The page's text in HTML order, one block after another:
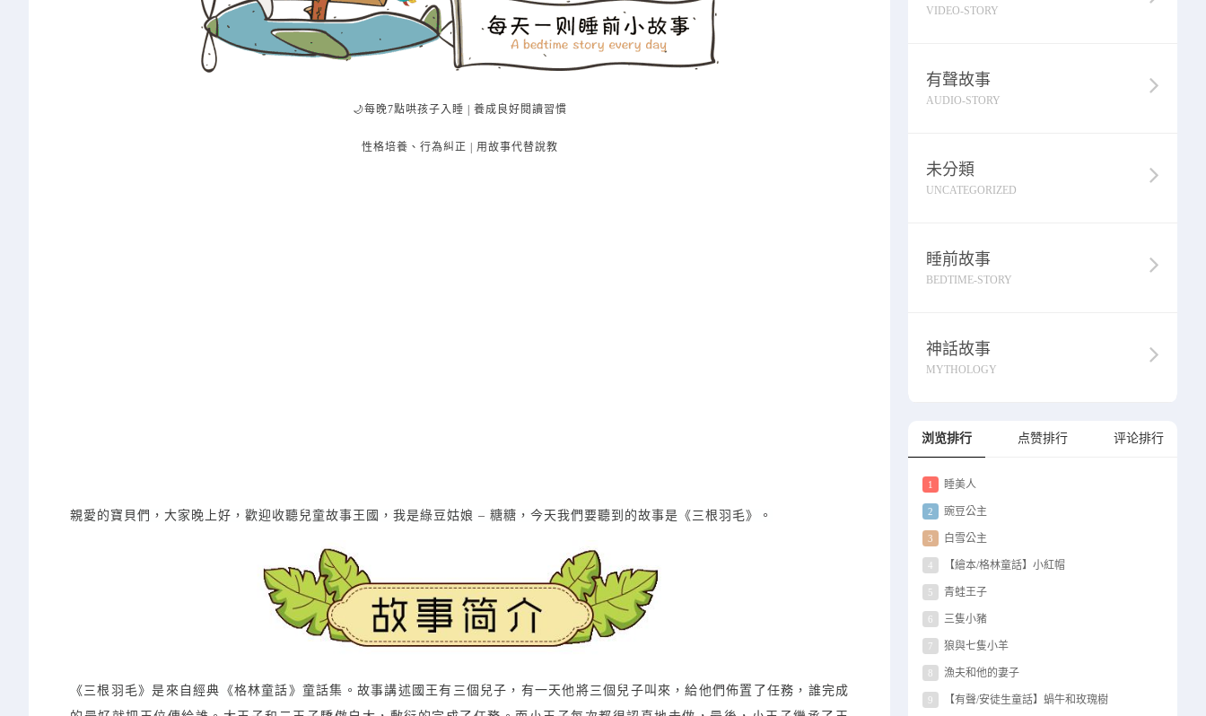
🌙每晚7點哄孩子入睡 | 養成良好閱讀習慣
性格培養、行為糾正 | 用故事代替說教
親愛的寶貝們，大家晚上好，歡迎收聽兒童故事王國，我是綠豆姑娘 – 糖糖，今天我們要聽到的故事是《三根羽毛》。
《三根羽毛》是來自經典《格林童話》童話集。故事講述國王有三個兒子，有一天他將三個兒子叫來，給他們佈置了任務，誰完成
VIDEO-STORY
有聲故事
AUDIO-STORY
未分類
UNCATEGORIZED
睡前故事
BEDTIME-STORY
神話故事
MYTHOLOGY
浏览排行 点赞排行 评论排行
1 睡美人
2 豌豆公主
3 白雪公主
4 【繪本/格林童話】小紅帽
5 青蛙王子
6 三隻小豬
7 狼與七隻小羊
8 漁夫和他的妻子
9 【有聲/安徒生童話】蝸牛和玫瑰樹